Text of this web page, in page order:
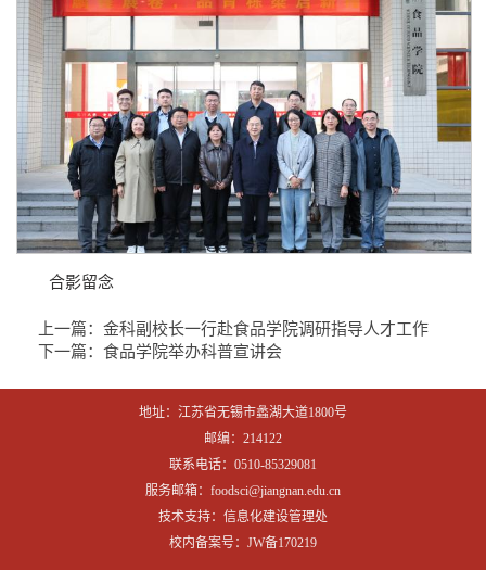
合影留念
上一篇： 金科副校长一行赴食品学院调研指导人才工作
下一篇： 食品学院举办科普宣讲会
地址：江苏省无锡市蠡湖大道1800号
邮编：214122
联系电话：0510-85329081
服务邮箱：foodsci@jiangnan.edu.cn
技术支持：信息化建设管理处
校内备案号：JW备170219